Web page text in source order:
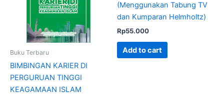
Buku Terbaru
BIMBINGAN KARIER DI
PERGURUAN TINGGI
KEAGAMAAN ISLAM
(Menggunakan Tabung TV
dan Kumparan Helmholtz)
Rp55.000
Add to cart